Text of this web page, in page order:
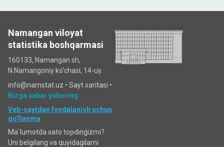
Namangan viloyat
statistika boshqarmasi
160133, Namangan sh,
N.Namangoniy ko'chasi, 14-uy.
info@namstat.uz • Sayt xaritasi •
Bizga xabar yuboring
Veb-saytdan foydalanish uchun
qo'llanma
Ma`lumotda xato topdingizmi?
Uni belgilang va quyidagilarni